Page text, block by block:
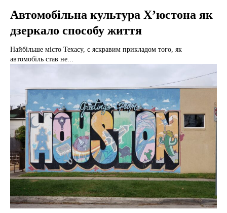
Автомобільна культура Х’юстона як
дзеркало способу життя
Найбільше місто Техасу, є яскравим прикладом того, як
автомобіль став не...